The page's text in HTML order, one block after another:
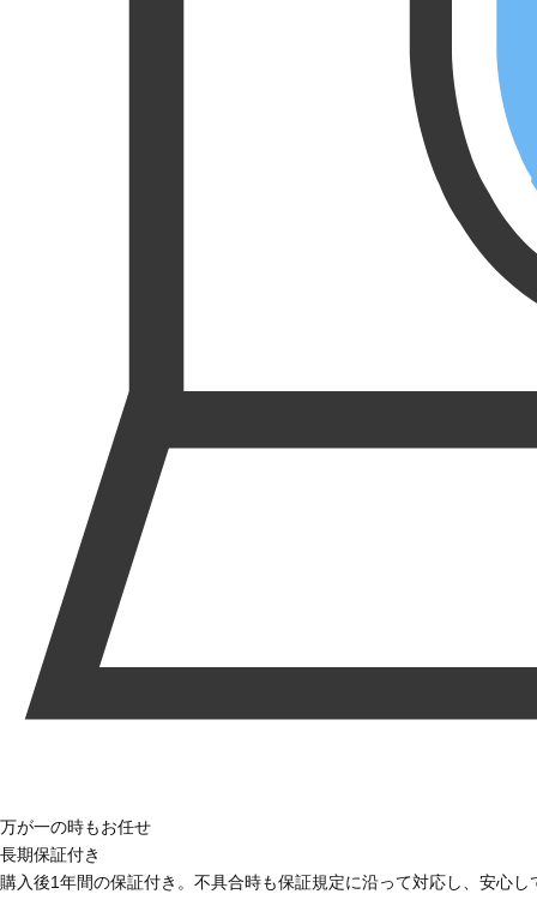
万が一の時もお任せ
長期保証付き
購入後1年間の保証付き。不具合時も保証規定に沿って対応し、安心